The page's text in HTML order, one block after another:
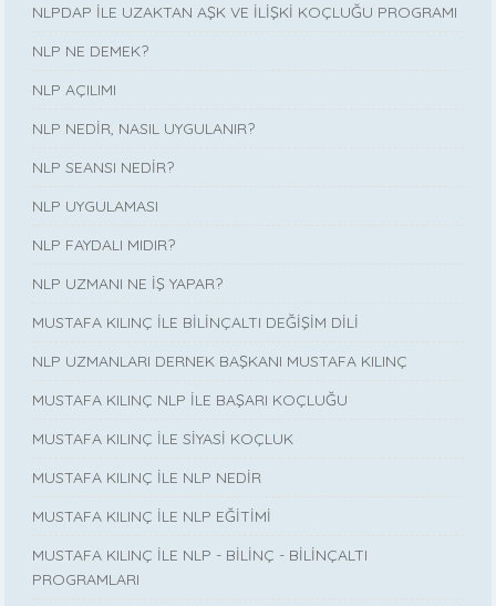
NLPDAP İLE UZAKTAN AŞK VE İLİŞKİ KOÇLUĞU PROGRAMI
NLP NE DEMEK?
NLP AÇILIMI
NLP NEDİR, NASIL UYGULANIR?
NLP SEANSI NEDİR?
NLP UYGULAMASI
NLP FAYDALI MIDIR?
NLP UZMANI NE İŞ YAPAR?
MUSTAFA KILINÇ İLE BİLİNÇALTI DEĞİŞİM DİLİ
NLP UZMANLARI DERNEK BAŞKANI MUSTAFA KILINÇ
MUSTAFA KILINÇ NLP İLE BAŞARI KOÇLUĞU
MUSTAFA KILINÇ İLE SİYASİ KOÇLUK
MUSTAFA KILINÇ İLE NLP NEDİR
MUSTAFA KILINÇ İLE NLP EĞİTİMİ
MUSTAFA KILINÇ İLE NLP - BİLİNÇ - BİLİNÇALTI
PROGRAMLARI